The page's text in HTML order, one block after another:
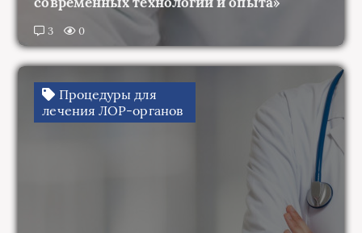
3 0
Процедуры для
лечения ЛОР-органов